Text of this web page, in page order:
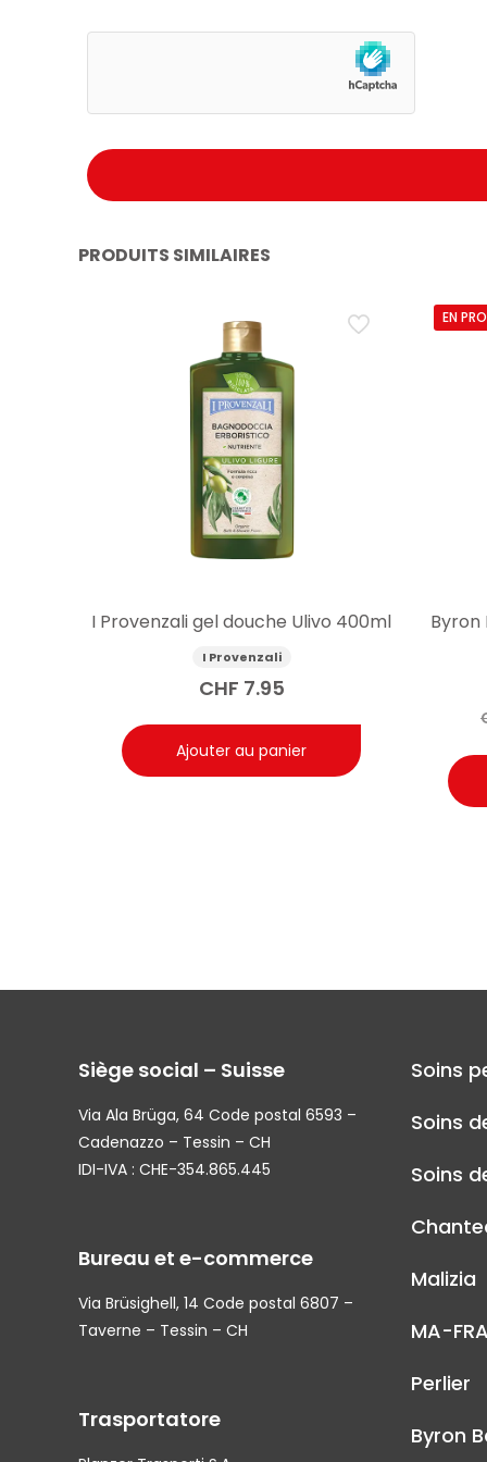
PRODUITS SIMILAIRES
I Provenzali gel douche Ulivo 400ml
I Provenzali
CHF 7.95
Ajouter au panier
EN
Siège social – Suisse
Via Ala Brüga, 64 Code postal 6593 –
Cadenazzo – Tessin – CH
IDI-IVA : CHE-354.865.445
Bureau et e-commerce
Via Brüsighell, 14 Code postal 6807 –
Taverne – Tessin – CH
Trasportatore
Soins
Soins
Soins
Malizia
MA-FRA
Perlier
Byron